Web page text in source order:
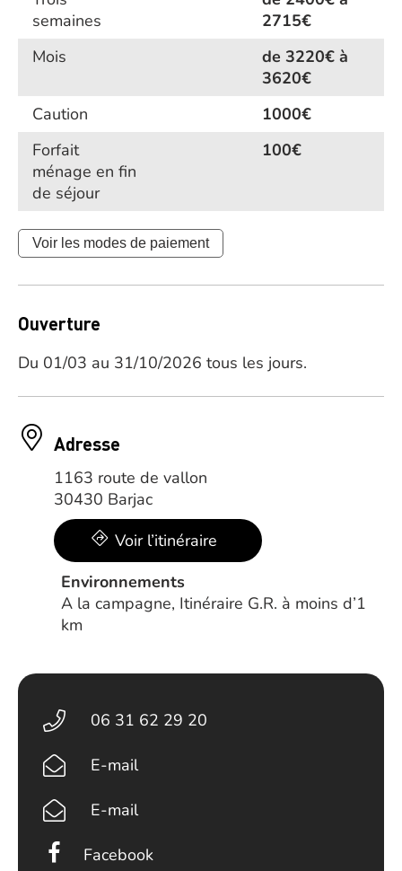
semaines
2715€
Mois
de 3220€ à
3620€
Caution
1000€
Forfait
ménage en fin
de séjour
100€
Voir les modes de paiement
Ouverture
Du 01/03 au 31/10/2026 tous les jours.
Adresse
1163 route de vallon
30430 Barjac
Voir l’itinéraire
Environnements
A la campagne, Itinéraire G.R. à moins d’1
km
06 31 62 29 20
E-mail
E-mail
Facebook